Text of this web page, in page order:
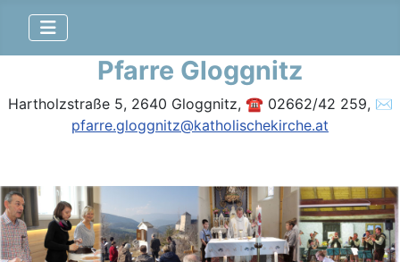
Pfarre Gloggnitz
Hartholzstraße 5, 2640 Gloggnitz, ☎ 02662/42 259, ✉
pfarre.gloggnitz@katholischekirche.at